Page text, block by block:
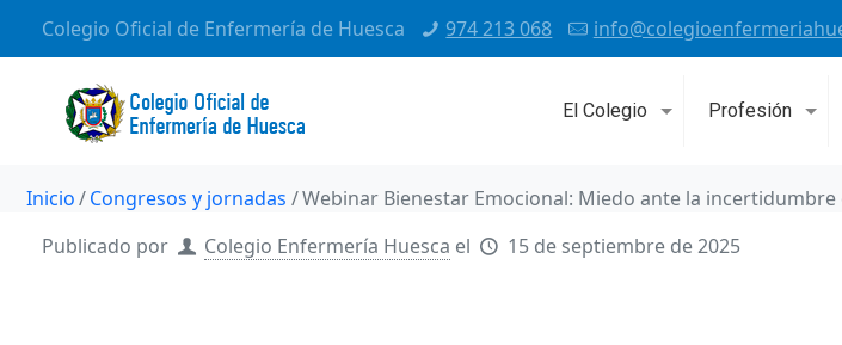
Colegio Oficial de Enfermería de Huesca 974 213 068
El Colegio Profesión
Inicio Congresos y jornadas
Webinar Bienestar Emocional: Miedo ante la
Publicado por
Colegio Enfermería Huesca el 15 de septiembre de 2025